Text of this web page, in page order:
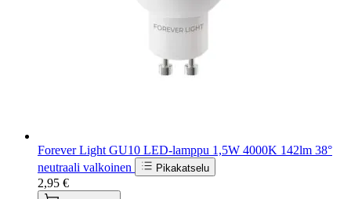
Forever Light GU10 LED-lamppu 1,5W 4000K 142lm 38°
neutraali valkoinen
Pikakatselu
2,95 €